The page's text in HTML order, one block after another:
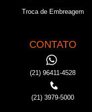
Troca de Embreagem
CONTATO
(21) 96411-4528
(21) 3979-5000